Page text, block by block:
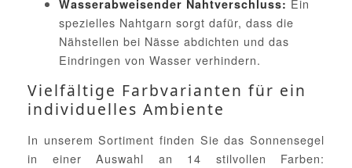
Wasserabweisender Nahtverschluss: Ein
spezielles Nahtgarn sorgt dafür, dass die
Nähstellen bei Nässe abdichten und das
Eindringen von Wasser verhindern.
Vielfältige Farbvarianten für ein
individuelles Ambiente
In unserem Sortiment finden Sie das Sonnensegel
in einer Auswahl an 14 stilvollen Farben: